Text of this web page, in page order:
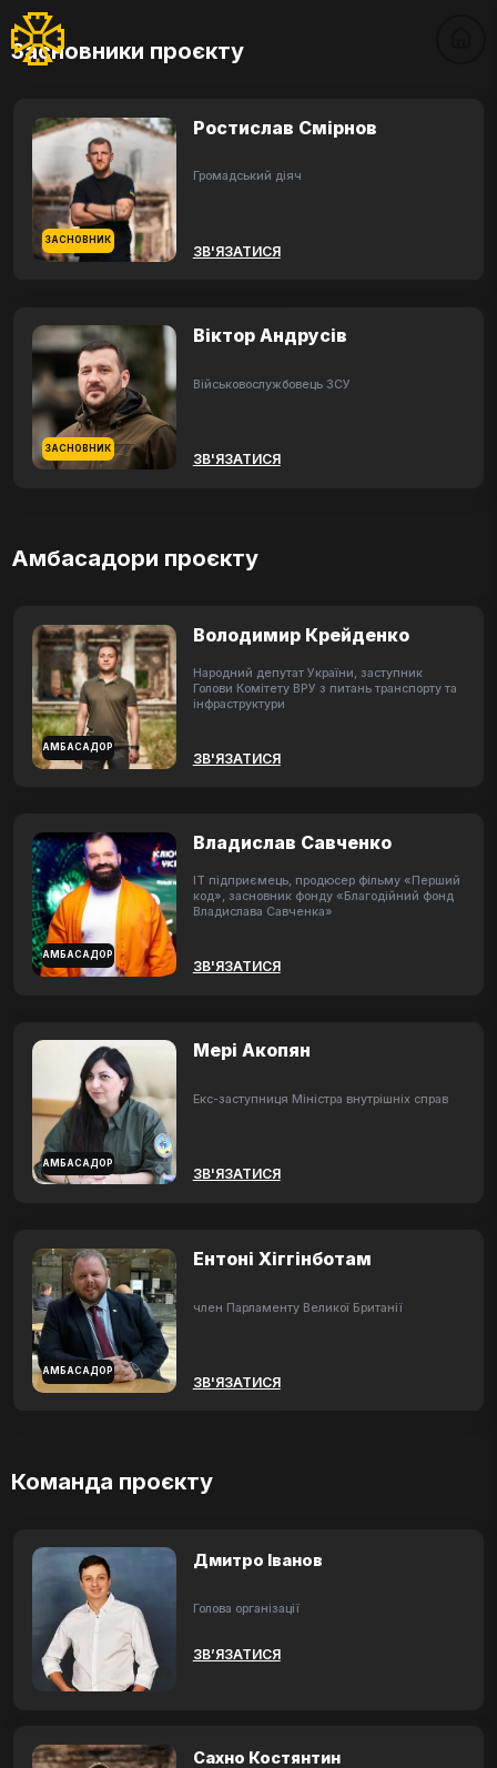
Засновники проєкту
ЗАСНОВНИК
Ростислав Смірнов
Громадський діяч
ЗВ'ЯЗАТИСЯ
ЗАСНОВНИК
Віктор Андрусів
Військовослужбовець ЗСУ
ЗВ'ЯЗАТИСЯ
Амбасадори проєкту
АМБАСАДОР
Володимир Крейденко
Народний депутат України, заступник
Голови Комітету ВРУ з питань транспорту та
інфраструктури
ЗВ'ЯЗАТИСЯ
АМБАСАДОР
Владислав Савченко
ІТ підприємець, продюсер фільму «Перший
код», засновник фонду «Благодійний фонд
Владислава Савченка»
ЗВ'ЯЗАТИСЯ
АМБАСАДОР
Мері Акопян
Екс-заступниця Міністра внутрішніх справ
ЗВ'ЯЗАТИСЯ
АМБАСАДОР
Ентоні Хіггінботам
член Парламенту Великої Британії
ЗВ'ЯЗАТИСЯ
Команда проєкту
Дмитро Іванов
Голова організації
ЗВ’ЯЗАТИСЯ
Сахно Костянтин